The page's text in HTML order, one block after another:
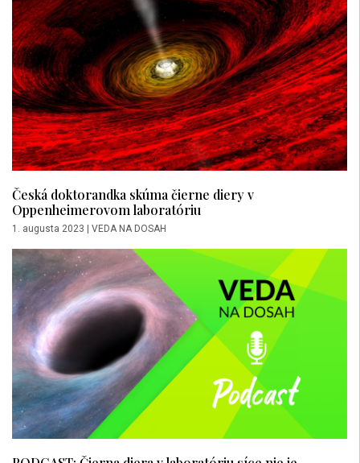
Česká doktorandka skúma čierne diery v
Oppenheimerovom laboratóriu
1. augusta 2023 | VEDA NA DOSAH